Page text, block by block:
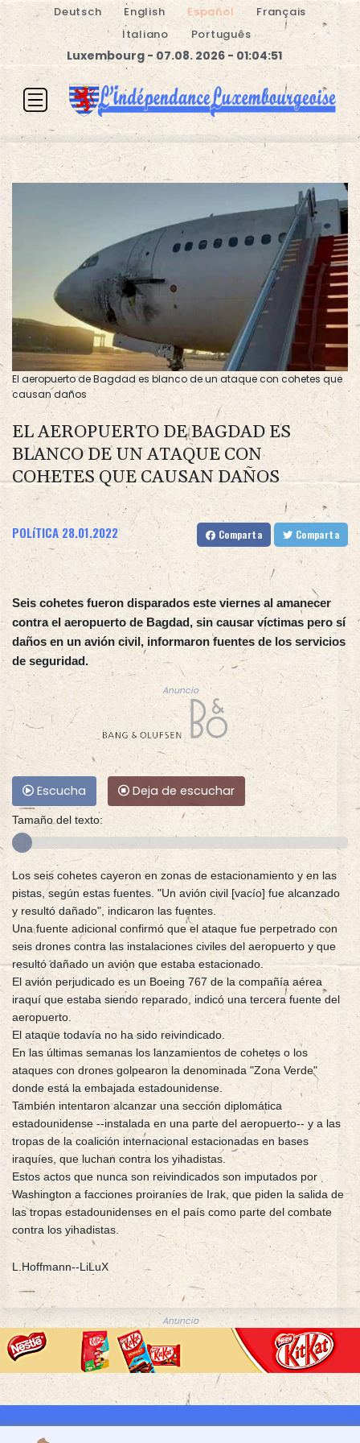
Deutsch English Español
Français
Italiano
Português
Luxembourg - 07.08. 2026 - 01:04:51
El aeropuerto de Bagdad es blanco de un ataque con cohetes que
causan daños
EL AEROPUERTO DE BAGDAD ES
BLANCO DE UN ATAQUE CON
COHETES QUE CAUSAN DAÑOS
POLíTICA 28.01.2022 Comparta Comparta
Seis cohetes fueron disparados este viernes al amanecer
contra el aeropuerto de Bagdad, sin causar víctimas pero sí
daños en un avión civil, informaron fuentes de los servicios
de seguridad.
Anuncio
Escucha Deja de escuchar
Tamaño del texto:
Los seis cohetes cayeron en zonas de estacionamiento y en las
pistas, según estas fuentes. "Un avión civil [vacío] fue alcanzado
y resultó dañado", indicaron las fuentes.
Una fuente adicional confirmó que el ataque fue perpetrado con
seis drones contra las instalaciones civiles del aeropuerto y que
resultó dañado un avión que estaba estacionado.
El avión perjudicado es un Boeing 767 de la compañía aérea
iraquí que estaba siendo reparado, indicó una tercera fuente del
aeropuerto.
El ataque todavía no ha sido reivindicado.
En las últimas semanas los lanzamientos de cohetes o los
ataques con drones golpearon la denominada "Zona Verde"
donde está la embajada estadounidense.
También intentaron alcanzar una sección diplomática
estadounidense --instalada en una parte del aeropuerto-- y a las
tropas de la coalición internacional estacionadas en bases
iraquíes, que luchan contra los yihadistas.
Estos actos que nunca son reivindicados son imputados por
Washington a facciones proiraníes de Irak, que piden la salida de
las tropas estadounidenses en el país como parte del combate
contra los yihadistas.
L.Hoffmann--LiLuX
Anuncio